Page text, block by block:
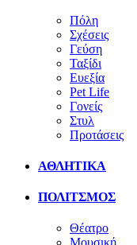
Πόλη
Σχέσεις
Γεύση
Ταξίδι
Ευεξία
Pet Life
Γονείς
Στυλ
Προτάσεις
ΑΘΛΗΤΙΚΑ
ΠΟΛΙΤΣΜΟΣ
Θέατρο